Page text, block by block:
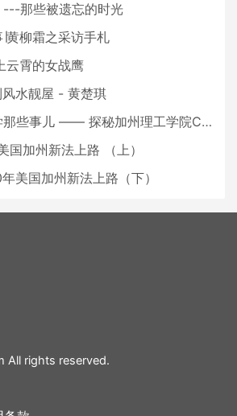
---那些被遗忘的时光
黄柳霜之采访手札
云霄的女战鹰
水靓屋 - 黄楚琪
些事儿 —— 探秘加州理工学院Caltech博士生活 [上集]
国加州新法上路 （上）
美国加州新法上路（下）
All rights reserved.